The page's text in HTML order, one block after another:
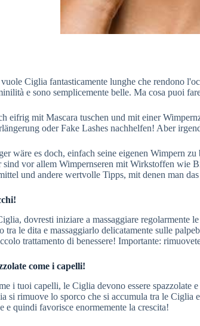
Ciglia fantasticamente lunghe che rendono
e sono semplicemente belle. Ma cosa puoi
eifrig mit Mascara tuschen und mit einer
oder Fake Lashes nachhelfen! Aber
wäre es doch, einfach seine eigenen Wimpern
sind vor allem Wimpernseren mit Wirkstoffen
und andere wertvolle Tipps, mit denen man
dovresti iniziare a massaggiare
le dita e massaggiarlo delicatamente sulle
trattamento di benessere! Importante:
come i capelli!
i tuoi capelli, le Ciglia devono essere
si rimuove lo sporco che si accumula tra le
e quindi favorisce enormemente la crescita!